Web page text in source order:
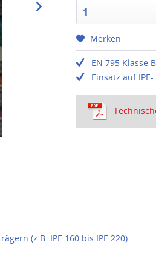
1
Merken
EN 795 Klasse B
Einsatz auf
(z.B. IPE 160 bis IPE 220)